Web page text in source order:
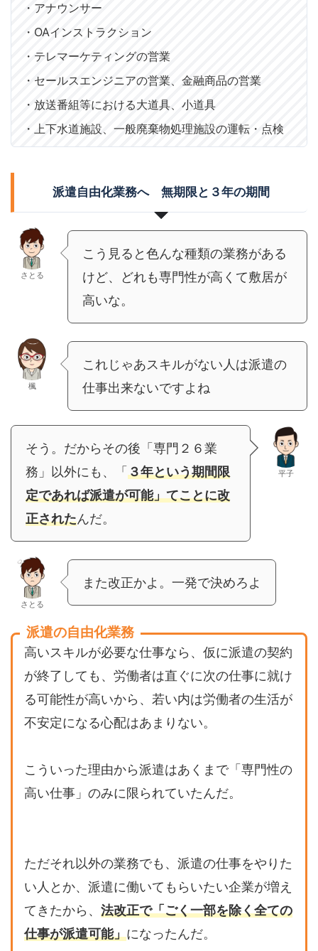
・アナウンサー
・OAインストラクション
・テレマーケティングの営業
・セールスエンジニアの営業、金融商品の営業
・放送番組等における大道具、小道具
・上下水道施設、一般廃棄物処理施設の運転・点検
派遣自由化業務へ 無期限と３年の期間
さとる
こう見ると色んな種類の業務がある
けど、どれも専門性が高くて敷居が
高いな。
楓
これじゃあスキルがない人は派遣の
仕事出来ないですよね
そう。だからその後「専門２６業
務」以外にも、「 ３年という期間限
定であれば派遣が可能」てことに改
正されたんだ。
平子
さとる
また改正かよ。一発で決めろよ
派遣の自由化業務
高いスキルが必要な仕事なら、仮に派遣の契約
が終了しても、労働者は直ぐに次の仕事に就け
る可能性が高いから、若い内は労働者の生活が
不安定になる心配はあまりない。
こういった理由から派遣はあくまで「専門性の
高い仕事」のみに限られていたんだ。
ただそれ以外の業務でも、派遣の仕事をやりた
い人とか、派遣に働いてもらいたい企業が増え
てきたから、 法改正で「ごく一部を除く全ての
仕事が派遣可能」になったんだ。